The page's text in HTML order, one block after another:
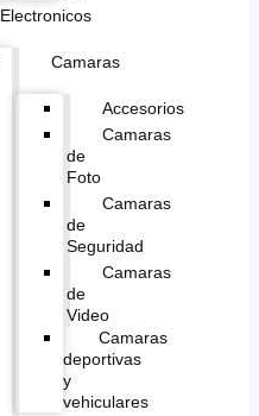
Electronicos
Camaras
Accesorios
Camaras
de
Foto
Camaras
de
Seguridad
Camaras
de
Video
Camaras
deportivas
y
vehiculares